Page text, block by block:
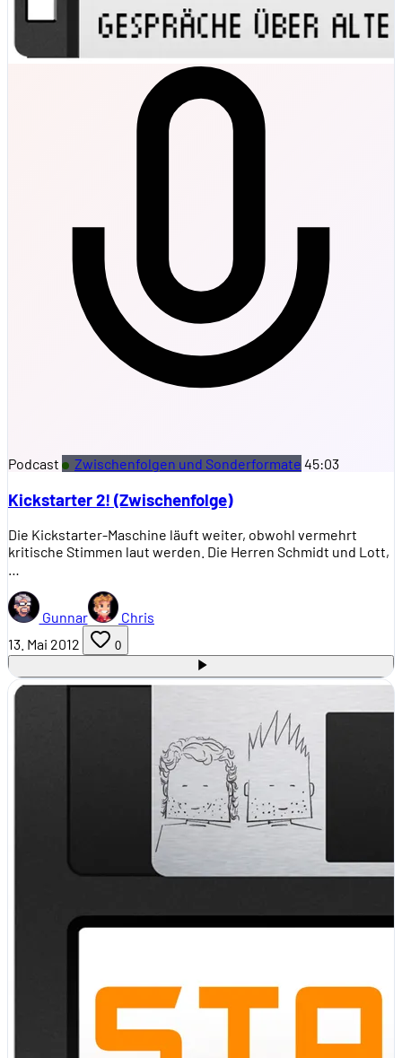
Podcast Zwischenfolgen und Sonderformate 45:03
Kickstarter 2! (Zwischenfolge)
Die Kickstarter-Maschine läuft weiter, obwohl vermehrt
kritische Stimmen laut werden. Die Herren Schmidt und Lott,
Gunnar
Chris
13. Mai 2012
0